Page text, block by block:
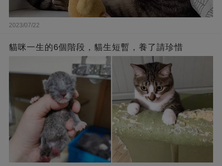
2023/07/22
貓咪一生的6個階段，貓生短暫，養了請珍惜